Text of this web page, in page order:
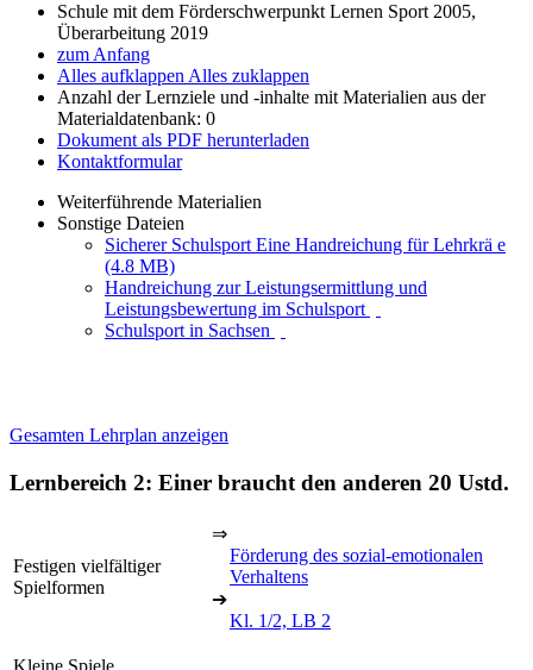
Schule mit dem Förderschwerpunkt Lernen Sport 2005,
Überarbeitung 2019
zum Anfang
Alles aufklappen Alles zuklappen
Anzahl der Lernziele und -inhalte mit Materialien aus der
Materialdatenbank: 0
Dokument als PDF herunterladen
Kontaktformular
Weiterführende Materialien
Sonstige Dateien
Sicherer Schulsport Eine Handreichung für Lehrkrä e
(4.8 MB)
Handreichung zur Leistungsermittlung und
Leistungsbewertung im Schulsport
Schulsport in Sachsen
Gesamten Lehrplan anzeigen
Lernbereich 2: Einer braucht den anderen 20 Ustd.
Festigen vielfältiger
Spielformen
⇒
Förderung des sozial-emotionalen
Verhaltens
➔
Kl. 1/2, LB 2
Kleine Spiele